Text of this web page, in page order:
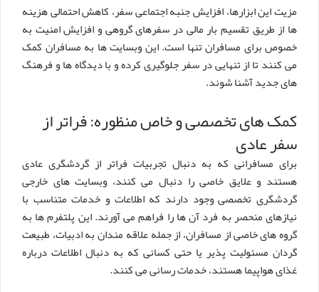
مزیت این ابزارها، افزایش جنبه اجتماعی سفر، کاهش احتمالی هزینه
ها از طریق تقسیم بار مالی در سفرهای گروهی و افزایش امنیت به
خصوص برای مسافران تنها است. این وبسایت ها به مسافران کمک
می کنند تا از تنهایی در سفر جلوگیری کرده و با دیدگاه ها و فرهنگ
های جدید آشنا شوند.
کمک های تخصصی و خاص منظوره: فراتر از
سفر عادی
برای مسافرانی که به دنبال تجربیات فراتر از گردشگری عادی
هستند و علایق خاصی را دنبال می کنند، وبسایت های خارجی
گردشگری تخصصی وجود دارند که اطلاعات و خدمات متناسب با
نیازهای منحصر به فرد آن ها را فراهم می آورند. این پلتفرم ها به
گروه های خاصی از مسافران، از جمله علاقه مندان به ادبیات، طبیعت
گردان مسئولیت پذیر یا حتی کسانی که به دنبال اطلاعات درباره
غذای هواپیما هستند، خدمات رسانی می کنند.